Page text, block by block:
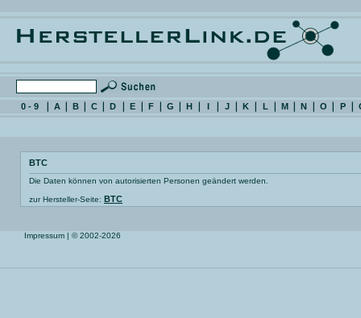
0 - 9 A B C D E F G H I J K L M N O P
BTC
Die Daten können von autorisierten Personen geändert werden.
zur Hersteller-Seite: BTC
Impressum | © 2002-2026